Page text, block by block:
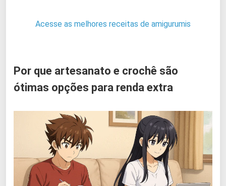
Acesse as melhores receitas de amigurumis
Por que artesanato e crochê são
ótimas opções para renda extra